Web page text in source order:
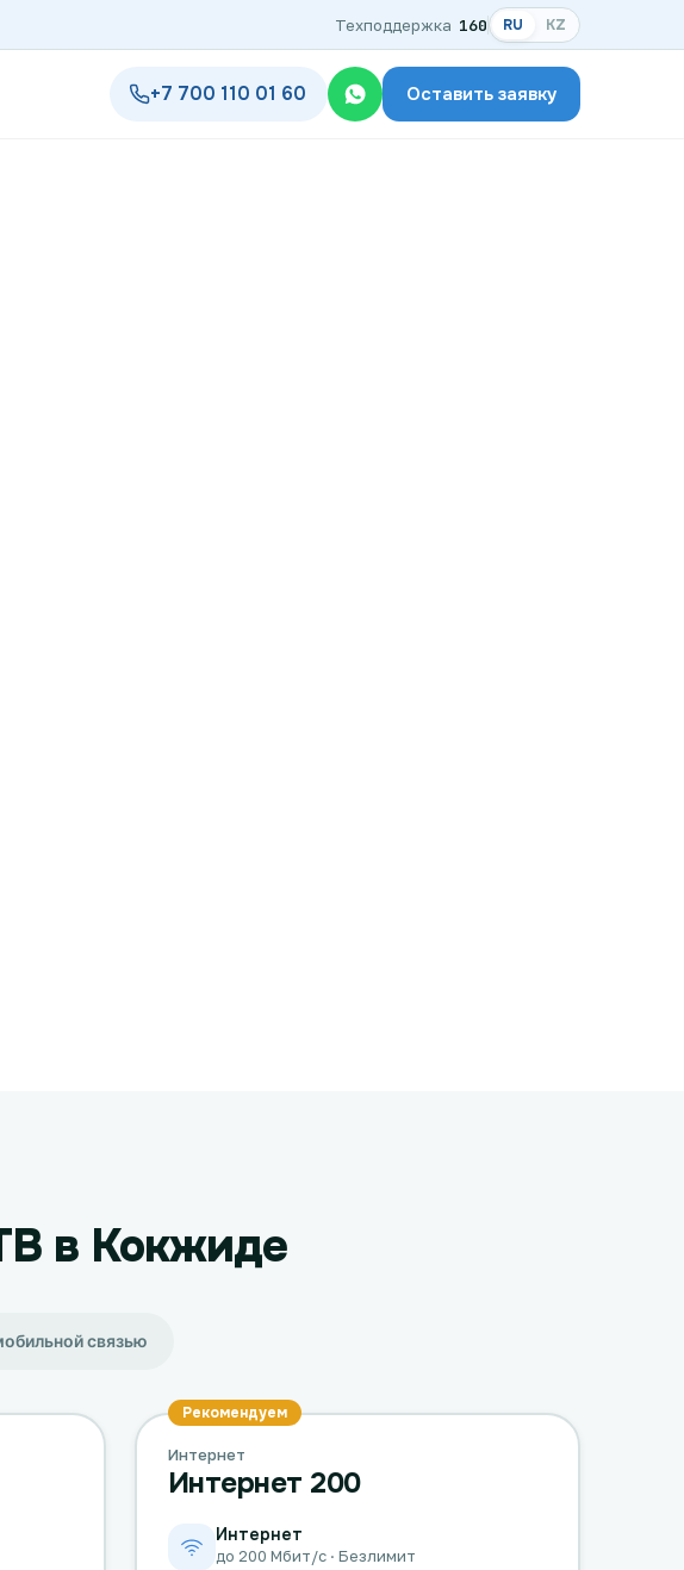
Техподдержка 160 RU KZ
+7 700 110 01 60 Оставить заявку
в Кокжиде
связью
Рекомендуем
Интернет
Интернет 200
Интернет
до 200 Мбит/с · Безлимит